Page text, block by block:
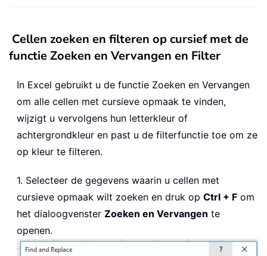
Cellen zoeken en filteren op cursief met de
functie Zoeken en Vervangen en Filter
In Excel gebruikt u de functie Zoeken en Vervangen
om alle cellen met cursieve opmaak te vinden,
wijzigt u vervolgens hun letterkleur of
achtergrondkleur en past u de filterfunctie toe om ze
op kleur te filteren.
1. Selecteer de gegevens waarin u cellen met
cursieve opmaak wilt zoeken en druk op Ctrl + F om
het dialoogvenster Zoeken en Vervangen te
openen.